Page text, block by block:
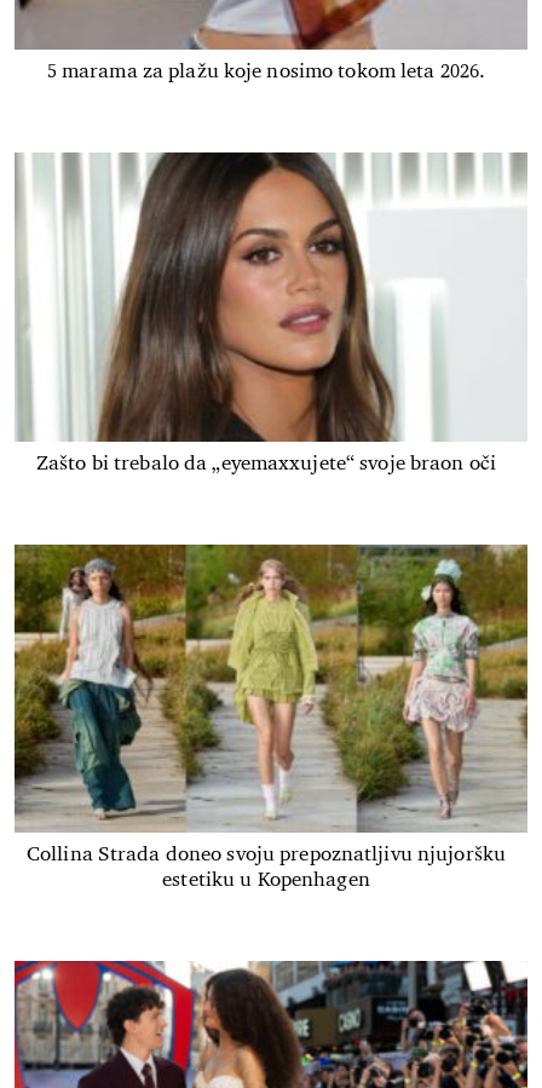
5 marama za plažu koje nosimo tokom leta 2026.
Zašto bi trebalo da „eyemaxxujete“ svoje braon oči
Collina Strada doneo svoju prepoznatljivu njujoršku
estetiku u Kopenhagen